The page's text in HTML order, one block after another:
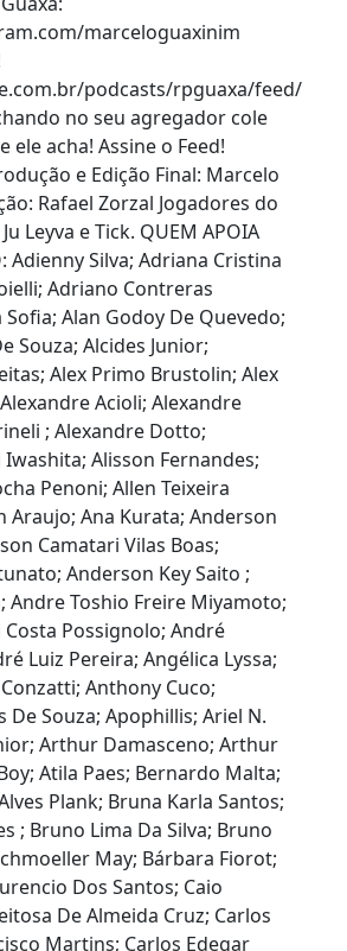
marceloguaxinim
podcasts/rpguaxa/feed/
no seu agregador cole
ele acha! Assine o Feed!
e Edição Final: Marcelo
Rafael Zorzal Jogadores do
Leyva e Tick. QUEM APOIA
Adienny Silva; Adriana Cristina
Adriano Contreras
Alan Godoy De Quevedo;
Souza; Alcides Junior;
Alex Primo Brustolin; Alex
Acioli; Alexandre
; Alexandre Dotto;
Alisson Fernandes;
Penoni; Allen Teixeira
Araujo; Ana Kurata; Anderson
Camatari Vilas Boas;
Anderson Key Saito ;
Andre Toshio Freire Miyamoto;
Possignolo; André
Luiz Pereira; Angélica Lyssa;
Anthony Cuco;
De Souza; Apophillis; Ariel N.
Arthur Damasceno; Arthur
Atila Paes; Bernardo Malta;
Plank; Bruna Karla Santos;
; Bruno Lima Da Silva; Bruno
May; Bárbara Fiorot;
Dos Santos; Caio
De Almeida Cruz; Carlos
Martins; Carlos Edegar